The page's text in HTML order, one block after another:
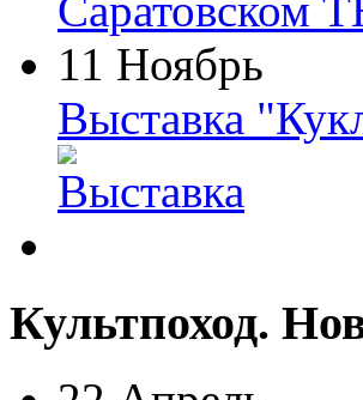
11 Ноябрь
Выставка
Культпоход.